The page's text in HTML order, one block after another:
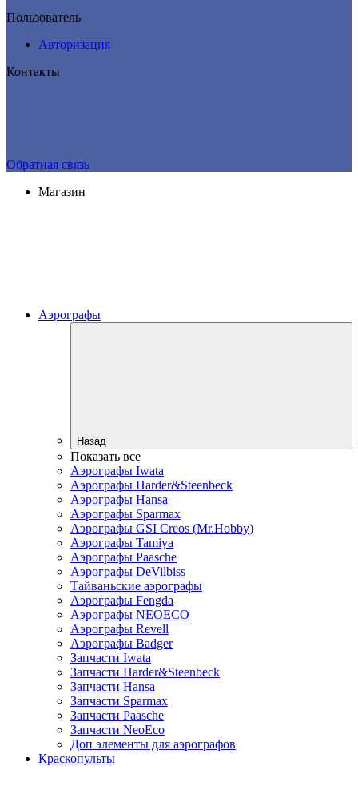
Пользователь
Авторизация
Контакты
Обратная связь
Магазин
Аэрографы
Назад
Показать все
Аэрографы Iwata
Аэрографы Harder&Steenbeck
Аэрографы Hansa
Аэрографы Sparmax
Аэрографы GSI Creos (Mr.Hobby)
Аэрографы Tamiya
Аэрографы Paasche
Аэрографы DeVilbiss
Тайваньские аэрографы
Аэрографы Fengda
Аэрографы NEOECO
Аэрографы Revell
Аэрографы Badger
Запчасти Iwata
Запчасти Harder&Steenbeck
Запчасти Hansa
Запчасти Sparmax
Запчасти Paasche
Запчасти NeoEco
Доп элементы для аэрографов
Краскопульты